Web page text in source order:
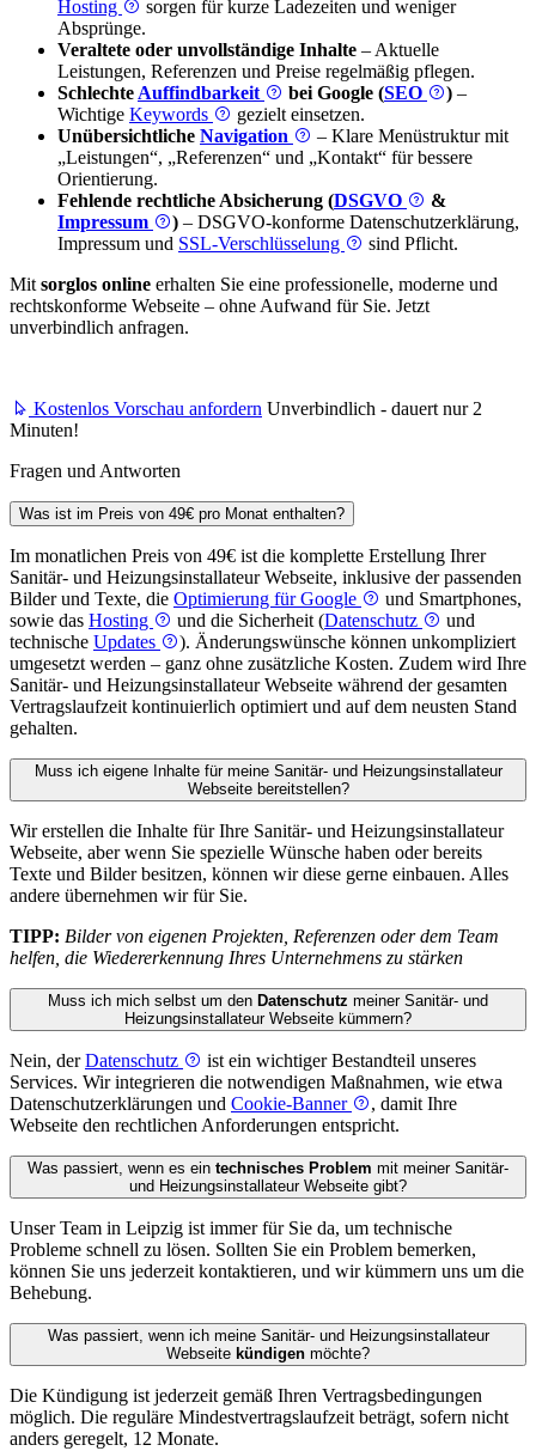
Hosting
sorgen für kurze Ladezeiten und weniger
Absprünge.
Veraltete oder unvollständige Inhalte – Aktuelle
Leistungen, Referenzen und Preise regelmäßig pflegen.
Schlechte Auffindbarkeit bei Google (SEO ) –
Wichtige Keywords
gezielt einsetzen.
Unübersichtliche Navigation
– Klare Menüstruktur mit
„Leistungen“, „Referenzen“ und „Kontakt“ für bessere
Orientierung.
Fehlende rechtliche Absicherung (DSGVO
&
Impressum
) – DSGVO-konforme Datenschutzerklärung,
Impressum und SSL-Verschlüsselung
sind Pflicht.
Mit sorglos online erhalten Sie eine professionelle, moderne und
rechtskonforme Webseite – ohne Aufwand für Sie. Jetzt
unverbindlich anfragen.
Kostenlos Vorschau anfordern Unverbindlich - dauert nur 2
Minuten!
Fragen und Antworten
Was ist im Preis von 49€ pro Monat enthalten?
Im monatlichen Preis von 49€ ist die komplette Erstellung Ihrer
Sanitär- und Heizungs­installateur Webseite, inklusive der passenden
Bilder und Texte, die Optimierung für Google
und Smartphones,
sowie das Hosting und die Sicherheit (Datenschutz
und
technische Updates
). Änderungswünsche können unkompliziert
umgesetzt werden – ganz ohne zusätzliche Kosten. Zudem wird Ihre
Sanitär- und Heizungs­installateur Webseite während der gesamten
Vertragslaufzeit kontinuierlich optimiert und auf dem neusten Stand
gehalten.
Muss ich eigene Inhalte für meine Sanitär- und Heizungs­installateur
Webseite bereitstellen?
Wir erstellen die Inhalte für Ihre Sanitär- und Heizungs­installateur
Webseite, aber wenn Sie spezielle Wünsche haben oder bereits
Texte und Bilder besitzen, können wir diese gerne einbauen. Alles
andere übernehmen wir für Sie.
TIPP: Bilder von eigenen Projekten, Referenzen oder dem Team
helfen, die Wiedererkennung Ihres Unternehmens zu stärken
Muss ich mich selbst um den Datenschutz meiner Sanitär- und
Heizungs­installateur Webseite kümmern?
Nein, derDatenschutz
ist ein wichtiger Bestandteil unseres
Services. Wir integrieren die notwendigen Maßnahmen, wie etwa
Datenschutzerklärungen und Cookie-Banner
, damit Ihre
Webseite den rechtlichen Anforderungen entspricht.
Was passiert, wenn es ein technisches Problem mit meiner Sanitär-
und Heizungs­installateur Webseite gibt?
Unser Team in Leipzig ist immer für Sie da, um technische
Probleme schnell zu lösen. Sollten Sie ein Problem bemerken,
können Sie uns jederzeit kontaktieren, und wir kümmern uns um die
Behebung.
Was passiert, wenn ich meine Sanitär- und Heizungs­installateur
Webseite kündigen möchte?
Die Kündigung ist jederzeit gemäß Ihren Vertragsbedingungen
möglich. Die reguläre Mindestvertragslaufzeit beträgt, sofern nicht
anders geregelt, 12 Monate.